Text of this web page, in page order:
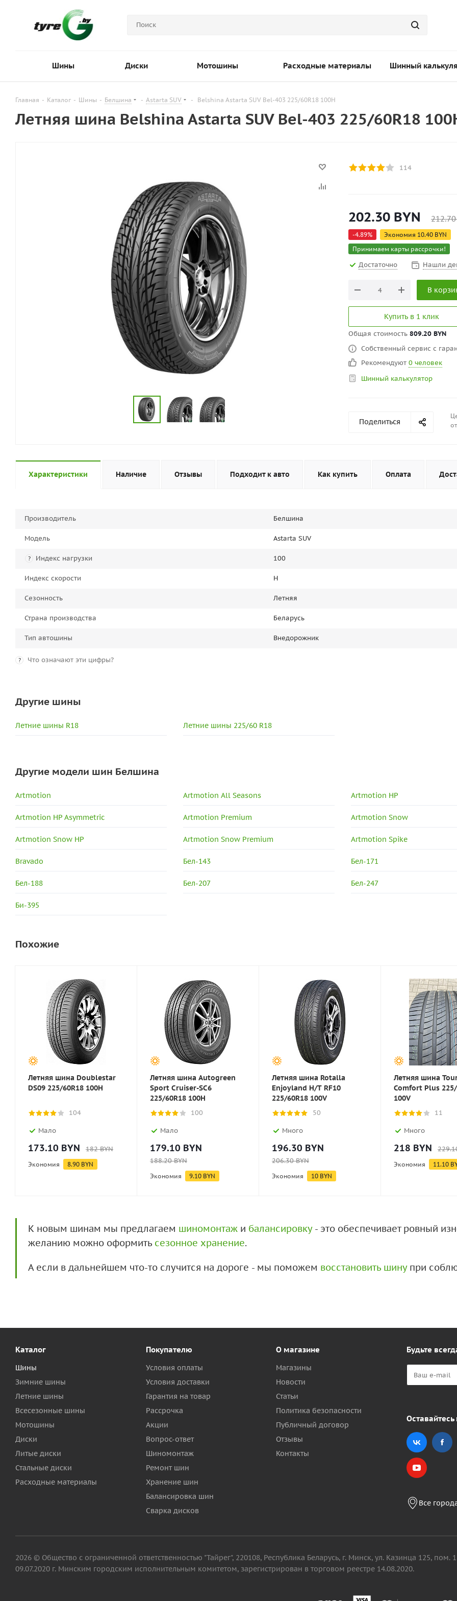
Шины Диски Мотошины Расходные материалы Шинный
Главная - Каталог - Шины - Белшина - Astarta SUV - Belshina Astarta SUV Bel-403 225/60R18 100H
Летняя шина Belshina Astarta SUV Bel-403 225/60R18
114
202.30 BYN 212.70
-4.89% Экономия 10.40 BYN
Принимаем карты рассрочки!
Достаточно Нашли
В
Купить в 1 клик
Общая стоимость 809.20 BYN
Собственный сервис с
Рекомендуют 0 человек
Шинный калькулятор
Поделиться
Характеристики Наличие Отзывы Подходит к авто Как купить Оплата
Производитель Белшина
Модель Astarta SUV
? Индекс нагрузки 100
Индекс скорости H
Сезонность Летняя
Страна производства Беларусь
Тип автошины Внедорожник
? Что означают эти цифры?
Другие шины
Летние шины R18 Летние шины 225/60 R18
Другие модели шин Белшина
Artmotion Artmotion All Seasons Artmotion HP
Artmotion HP Asymmetric Artmotion Premium Artmotion Snow
Artmotion Snow HP Artmotion Snow Premium Artmotion Spike
Bravado Бел-143 Бел-171
Бел-188 Бел-207 Бел-247
Би-395
Похожие
Летняя шина Doublestar
DS09 225/60R18 100H
104
Мало
173.10 BYN 182BYN
Экономия 8.90 BYN
Летняя шина Autogreen
Sport Cruiser-SC6
225/60R18 100H
100
Мало
179.10 BYN
188.20BYN
Экономия 9.10 BYN
Летняя шина Rotalla
Enjoyland H/T RF10
225/60R18 100V
50
Много
196.30 BYN
206.30BYN
Экономия 10 BYN
Летняя шина
Comfort Plus
100V
11
Много
218 BYN
Экономия 11.10
К новым шинам мы предлагаем шиномонтаж и балансировку- это обеспечивает ровный
желанию можно оформить сезонное хранение.
А если в дальнейшем что-то случится на дороге - мы поможем восстановить шинупри
Каталог
Шины
Зимние шины
Летние шины
Всесезонные шины
Мотошины
Диски
Литые диски
Стальные диски
Расходные материалы
Покупателю
Условия оплаты
Условия доставки
Гарантия на товар
Рассрочка
Акции
Вопрос-ответ
Шиномонтаж
Ремонт шин
Хранение шин
Балансировка шин
Сварка дисков
О магазине
Магазины
Новости
Статьи
Политика безопасности
Публичный договор
Отзывы
Контакты
Будьте
Оставайтесь
Все
2026 © Общество с ограниченной ответственностью "Тайрег", 220108, Республика Беларусь, г. Минск, ул. Казинца 125,
09.07.2020 г. Минским городским исполнительным комитетом, зарегистрирован в торговом реестре 14.08.2020.